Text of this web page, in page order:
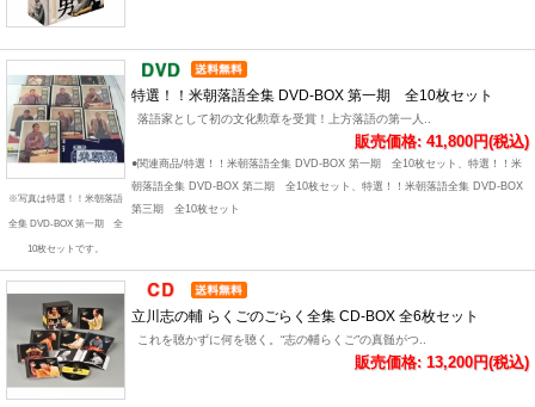
※写真は特選！！米朝落語
全集 DVD-BOX 第一期 全
10枚セットです。
特選！！米朝落語全集 DVD-BOX 第一期 全10枚セット
落語家として初の文化勲章を受賞！上方落語の第一人..
販売価格: 41,800円(税込)
●関連商品/特選！！米朝落語全集 DVD-BOX 第一期 全10枚セット、特選！！米
朝落語全集 DVD-BOX 第二期 全10枚セット、特選！！米朝落語全集 DVD-BOX
第三期 全10枚セット
立川志の輔 らくごのごらく全集 CD-BOX 全6枚セット
これを聴かずに何を聴く。“志の輔らくご”の真髄がつ..
販売価格: 13,200円(税込)